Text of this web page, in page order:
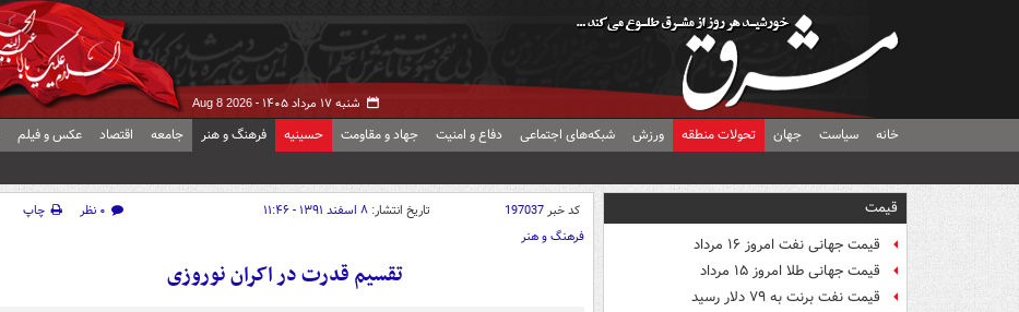
شنبه ۱۷ مرداد ۱۴۰۵ - Aug 8 2026
خانه سیاست جهان تحولات منطقه ورزش شبکه‌های اجتماعی دفاع و امنیت جهاد و مقاومت حسینیه فرهنگ و هنر جامعه اقتصاد عکس و فیلم
قیمت
قیمت جهانی نفت امروز ۱۶ مرداد
قیمت جهانی طلا امروز ۱۵ مرداد
قیمت نفت برنت به ۷۹ دلار رسید
کد خبر197037 تاریخ انتشار: ۸ اسفند ۱۳۹۱ - ۱۱:۴۶ ۰ نظر
چاپ
فرهنگ و هنر
تقسیم قدرت در اکران نوروزی